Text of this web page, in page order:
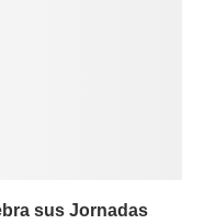
sus Jornadas